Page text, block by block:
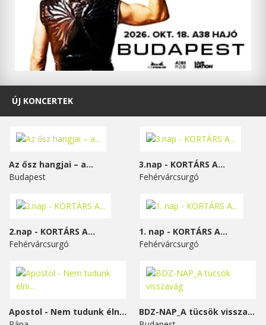
ÚJ KONCERTEK
Az ősz hangjai – a...
Budapest
3.nap - KORTÁRS A...
Fehérvárcsurgó
2.nap - KORTÁRS A...
Fehérvárcsurgó
1. nap - KORTÁRS A...
Fehérvárcsurgó
Apostol - Nem tudunk élni...
BDZ-NAP_A tücsök visszavág